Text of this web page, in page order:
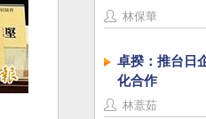
林保華
卓揆：推台日
化合作
林薏茹